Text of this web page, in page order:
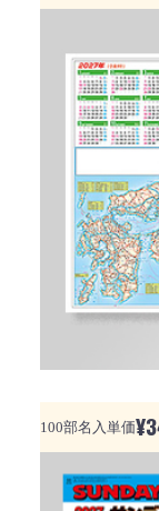
100部名入単価¥